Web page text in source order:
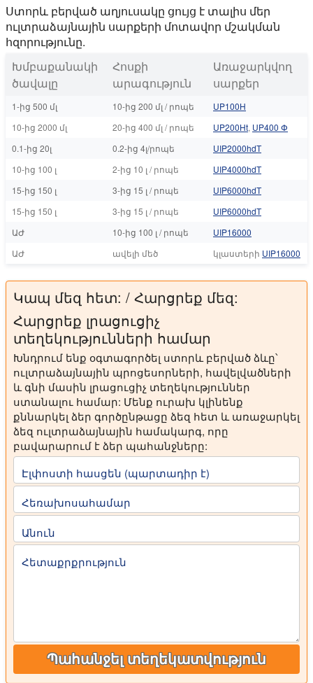
Ստորև բերված աղյուսակը ցույց է տալիս մեր
ուլտրաձայնային սարքերի մոտավոր մշակման
հզորությունը.
Խմբաքանակի
ծավալը
Հոսքի
արագություն
Առաջարկվող
սարքեր
1-ից 500 մլ 10-ից 200 մլ / րոպե
UP100H
10-ից 2000 մլ
20-ից 400 մլ / րոպե UP200Ht, UP400 Փ
0.1-ից 20լ
0.2-ից 4լ/րոպե
UIP2000hdT
10-ից 100 լ
2-ից 10 լ / րոպե
UIP4000hdT
15-ից 150 լ
3-ից 15 լ / րոպե
UIP6000hdT
15-ից 150 լ
3-ից 15 լ / րոպե
UIP6000hdT
ԱԺ
10-ից 100 լ / րոպե
UIP16000
ԱԺ
ավելի մեծ կլաստերի UIP16000
Կապ մեզ հետ: / Հարցրեք մեզ:
Հարցրեք լրացուցիչ
տեղեկությունների համար
Խնդրում ենք օգտագործել ստորև բերված ձևը՝
ուլտրաձայնային պրոցեսորների, հավելվածների
և գնի մասին լրացուցիչ տեղեկություններ
ստանալու համար: Մենք ուրախ կլինենք
քննարկել ձեր գործընթացը ձեզ հետ և առաջարկել
ձեզ ուլտրաձայնային համակարգ, որը
բավարարում է ձեր պահանջները:
Էլփոստի հասցեն (պարտադիր է)
Հեռախոսահամար
Անուն
Հետաքրքրություն
Պահանջել տեղեկատվություն